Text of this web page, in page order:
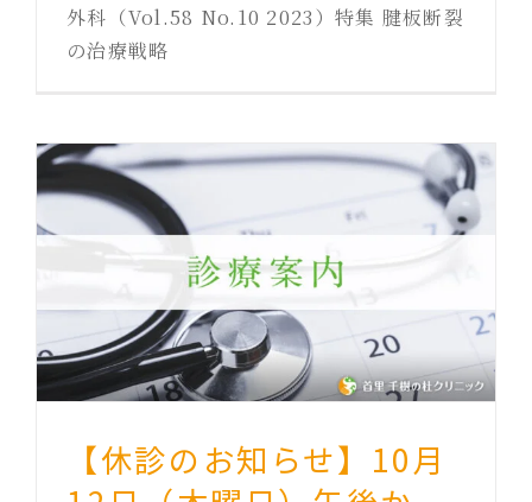
外科（Vol.58 No.10 2023）特集 腱板断裂
の治療戦略
【休診のお知らせ】10月